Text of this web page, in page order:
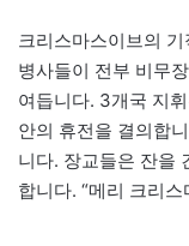
크리스마스이브의
병사들이 전부 비무
여듭니다. 3개국 지
안의 휴전을 결의합
니다. 장교들은 잔을
합니다. “메리 크리스